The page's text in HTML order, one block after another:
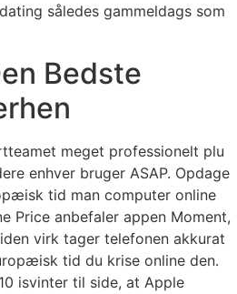
således gammeldags som
Bedste
meget professionelt plu
enhver bruger ASAP. Opdage
tid man computer online
Price anbefaler appen Moment,
virk tager telefonen akkurat
tid du krise online den.
isvinter til side, at Apple